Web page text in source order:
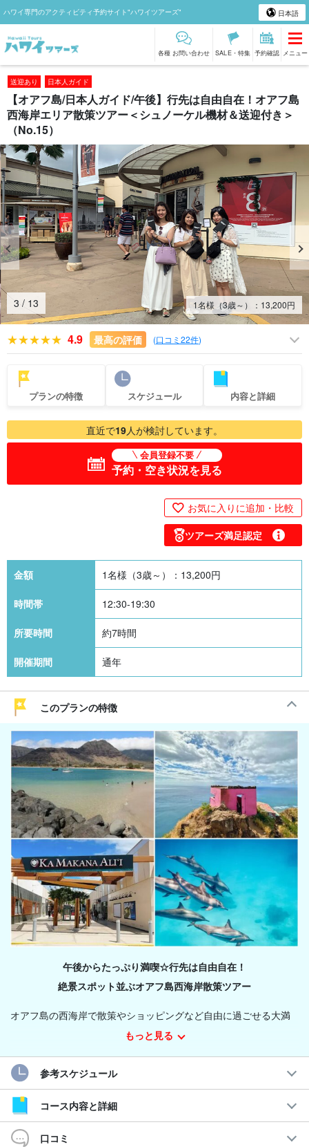
ハワイ専門のアクティビティ予約サイト"ハワイツアーズ" 日本語
各種 お問い合わせ SALE・特集 予約確認 メニュー
送迎あり 日本人ガイド
【オアフ島/日本人ガイド/午後】行先は自由自在！オアフ島
西海岸エリア散策ツアー＜シュノーケル機材＆送迎付き＞
（No.15）
4 / 13 1名様（3歳～）： 13,200円
4.9 最高の評価 (口コミ22件)
プランの特徴 スケジュール 内容と詳細
直近で19人が検討しています。
会員登録不要
予約・空き状況を見る
お気に入りに追加・比較
ツアーズ満足認定
金額 1名様（3歳～）： 13,200円
時間帯 12:30-19:30
所要時間 約7時間
開催期間 通年
このプランの特徴
午後からたっぷり満喫☆行先は自由自在！
絶景スポット並ぶオアフ島西海岸散策ツアー
オアフ島の西海岸で散策やショッピングなど自由に過ごせる大満
喫プラン！朝はのんびりしつつも 午後からは充実した1日を過ごし
たい方におすすめの内容となっております。
季節やその日の天候に合わせて、現地ガイドのおすすめスポット
の中から3ヶ所程度、お客様のご希望に合わせて好きな場所で遊ぶ
ことができます☆
もっと見る
参考スケジュール
コース内容と詳細
口コミ